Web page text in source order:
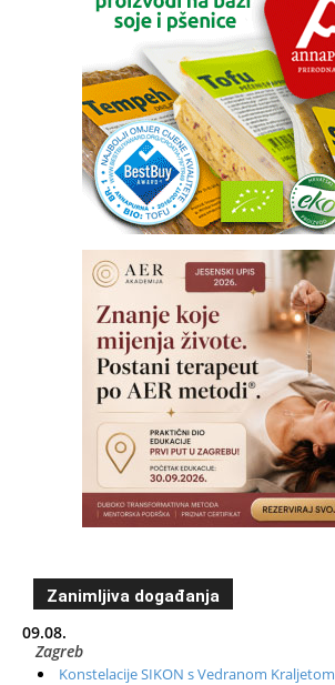
Zanimljiva događanja
09.08.
Zagreb
Konstelacije SIKON s Vedranom Kraljetom